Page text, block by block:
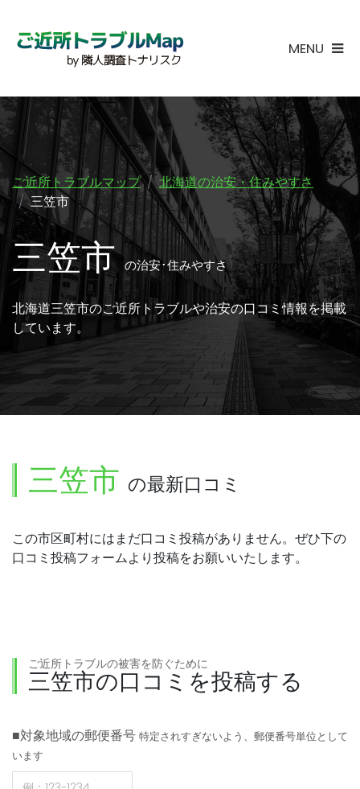
MENU
ご近所トラブルマップ
北海道の治安・住みやすさ
三笠市
三笠市の治安･住みやすさ
北海道三笠市のご近所トラブルや治安の口コミ情報を掲載
しています。
三笠市 の最新口コミ
この市区町村にはまだ口コミ投稿がありません。ぜひ下の
口コミ投稿フォームより投稿をお願いいたします。
ご近所トラブルの被害を防ぐために
三笠市の口コミを投稿する
■対象地域の郵便番号 特定されすぎないよう、郵便番号単位として
います